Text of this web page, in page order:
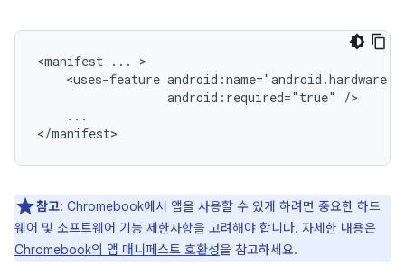
<manifest ...
<uses-feature
android:required="true"
...
</manifest>
참고: Chromebook에서 앱을 사용할 수 있게 하려면 중요한 하드
웨어 및 소프트웨어 기능 제한사항을 고려해야 합니다. 자세한 내용은
Chromebook의 앱 매니페스트 호환성을 참고하세요.